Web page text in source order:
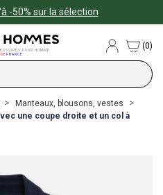
-50% sur la sélection
POUR HOMME
FRANCE
(0)
Manteaux, blousons, vestes
une coupe droite et un col à